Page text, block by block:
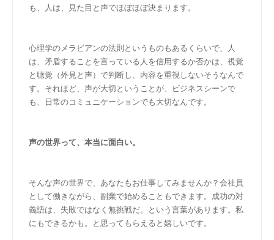
も、人は、見た目と声でほぼほぼ決まります。
心理学のメラビアンの法則というものもあるくらいで、人
は、矛盾することを言っている人を信用するか否かは、視覚
と聴覚（外見と声）で判断し、内容を重視しないそうなんで
す。それほど、声が大切ということが、ビジネスシーンで
も、日常のコミュニケーションでも大切なんです。
声の世界って、本当に面白い。
そんな声の世界で、あなたもお仕事してみませんか？会社員
として働きながら、副業で始めることもできます。成功の対
義語は、失敗ではなく無挑戦だ。という言葉があります。私
にもできるかも。と思ってもらえると嬉しいです。